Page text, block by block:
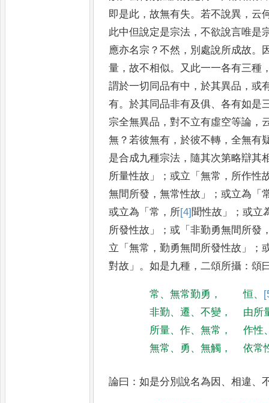
即是此 ，故無有失。若不說異 ， 云
此中但說定是宗法 ，不欲說言唯是
應亦名宗 ？不然 ， 別處說所成故。
量 ，故不相似。 又此一一各有三種
謂於一切同品有中 ，於其異品 ，或
有。於其同品非有及俱、各有如是
宗全無異品 ，對不立有虛空等論 ，
無 ？若彼無有 ，於彼不轉 ，全無有
是合成九種宗法 ， 隨其次第略辯其
所量性故 」；或立 「無常 ， 所作性
無間所發 ，無常性故 」；或立為 「
或立為 「常 ， 所[4] 聞性故 」；或立
所發性故 」；或 「非勤勇無間所發
立 「無常 ，勤勇無間所發性故 」；
對故 」。如是九種 ，二頌所攝 ：頌
常 、無常勤勇 ， 恒、
非勤、遷、不變 ，
由所
所量、作、無常 ， 作性
無常 、 勇 、無觸 ， 依常
論曰 ：如是分別說名為因 、相違、